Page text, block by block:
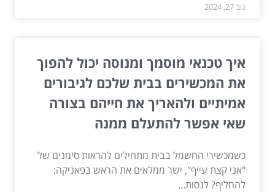
נוב 27, 2024
איך טכנאי מוסמך ומנוסה יכול להפוך
את המכשירים בבית שלכם לגיבורים
אמיתיים ולהאריך את חייהם בצורה
שאי אפשר להתעלם ממנה
כשמכשירי החשמל בבית מתחילים להראות סימנים של
"אני קצת עייף", ישר ממלאים את הראש בפאניקה:
להחליף? לנסות...